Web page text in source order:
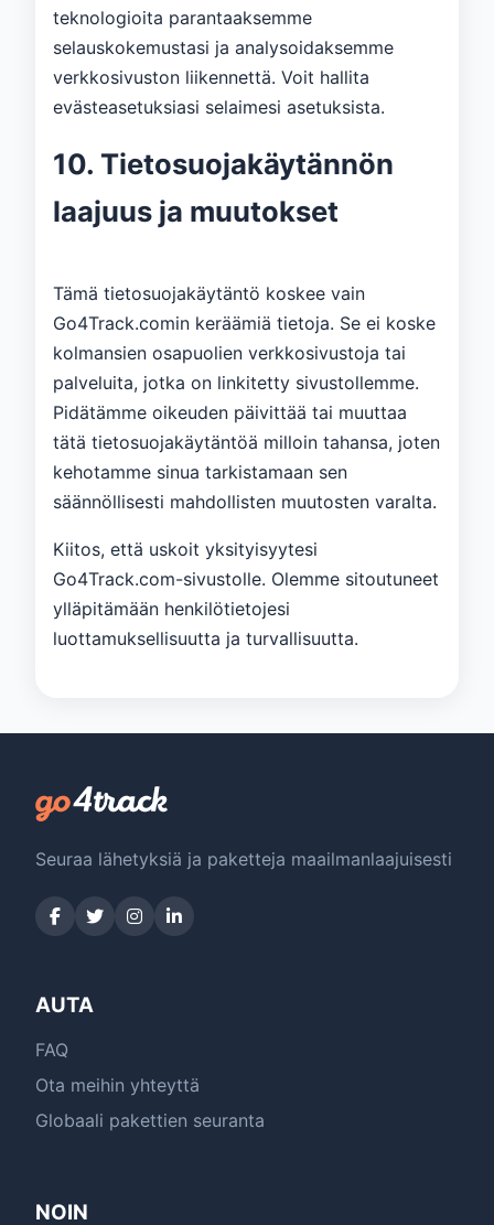
teknologioita parantaaksemme
selauskokemustasi ja analysoidaksemme
verkkosivuston liikennettä. Voit hallita
evästeasetuksiasi selaimesi asetuksista.
10. Tietosuojakäytännön
laajuus ja muutokset
Tämä tietosuojakäytäntö koskee vain
Go4Track.comin keräämiä tietoja. Se ei koske
kolmansien osapuolien verkkosivustoja tai
palveluita, jotka on linkitetty sivustollemme.
Pidätämme oikeuden päivittää tai muuttaa
tätä tietosuojakäytäntöä milloin tahansa, joten
kehotamme sinua tarkistamaan sen
säännöllisesti mahdollisten muutosten varalta.
Kiitos, että uskoit yksityisyytesi
Go4Track.com-sivustolle. Olemme sitoutuneet
ylläpitämään henkilötietojesi
luottamuksellisuutta ja turvallisuutta.
Seuraa lähetyksiä ja paketteja maailmanlaajuisesti
AUTA
FAQ
Ota meihin yhteyttä
Globaali pakettien seuranta
NOIN